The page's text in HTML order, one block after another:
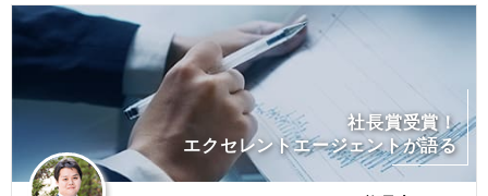
社長賞受賞！
エクセレントエージェントが語る